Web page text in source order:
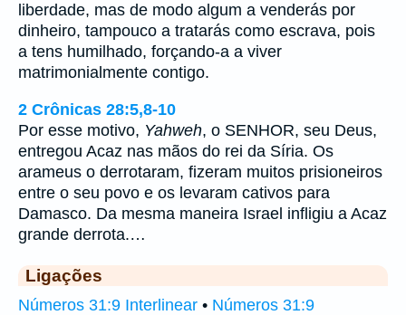
liberdade, mas de modo algum a venderás por
dinheiro, tampouco a tratarás como escrava, pois
a tens humilhado, forçando-a a viver
matrimonialmente contigo.
2 Crônicas 28:5,8-10
Por esse motivo, Yahweh, o SENHOR, seu Deus,
entregou Acaz nas mãos do rei da Síria. Os
arameus o derrotaram, fizeram muitos prisioneiros
entre o seu povo e os levaram cativos para
Damasco. Da mesma maneira Israel infligiu a Acaz
grande derrota.…
Ligações
Números 31:9 Interlinear • Números 31:9